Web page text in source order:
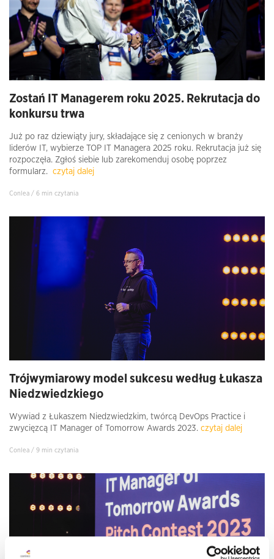
Zostań IT Managerem roku 2025. Rekrutacja do
konkursu trwa
Już po raz dziewiąty jury, składające się z cenionych w branży
liderów IT, wybierze TOP IT Managera 2025 roku. Rekrutacja już się
rozpoczęła. Zgłoś siebie lub zarekomenduj osobę poprzez
formularz. czytaj dalej
Conlea / 6 min czytania
Trójwymiarowy model sukcesu według Łukasza
Niedzwiedzkiego
Wywiad z Łukaszem Niedzwiedzkim, twórcą DevOps Practice i
zwycięzcą IT Manager of Tomorrow Awards 2023. czytaj dalej
Conlea / 9 min czytania